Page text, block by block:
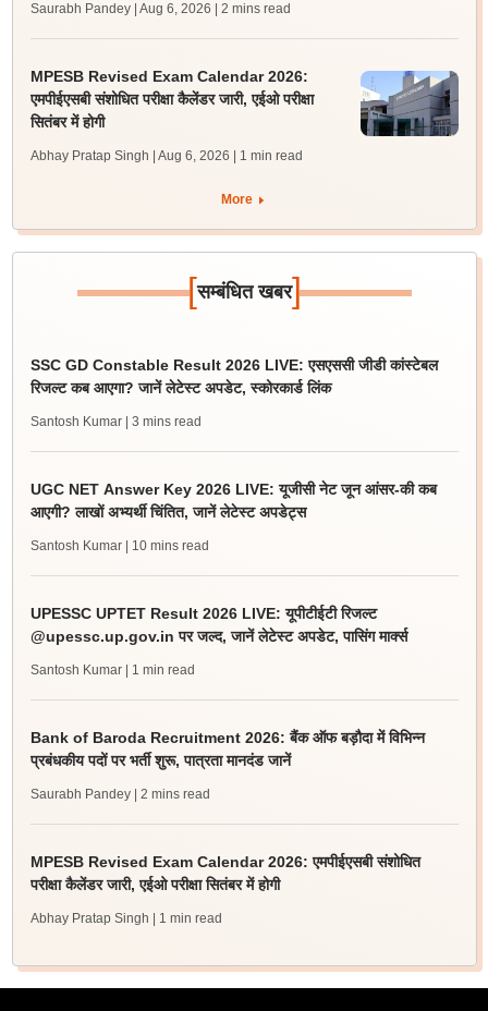
Saurabh Pandey | Aug 6, 2026 | 2 mins read
MPESB Revised Exam Calendar 2026:
एमपीईएसबी संशोधित परीक्षा कैलेंडर जारी, एईओ परीक्षा
सितंबर में होगी
Abhay Pratap Singh | Aug 6, 2026 | 1 min read
More
[सम्बंधित खबर]
SSC GD Constable Result 2026 LIVE: एसएससी जीडी कांस्टेबल
रिजल्ट कब आएगा? जानें लेटेस्ट अपडेट, स्कोरकार्ड लिंक
Santosh Kumar | 3 mins read
UGC NET Answer Key 2026 LIVE: यूजीसी नेट जून आंसर-की कब
आएगी? लाखों अभ्यर्थी चिंतित, जानें लेटेस्ट अपडेट्स
Santosh Kumar | 10 mins read
UPESSC UPTET Result 2026 LIVE: यूपीटीईटी रिजल्ट
@upessc.up.gov.in पर जल्द, जानें लेटेस्ट अपडेट, पासिंग मार्क्स
Santosh Kumar | 1 min read
Bank of Baroda Recruitment 2026: बैंक ऑफ बड़ौदा में विभिन्न
प्रबंधकीय पदों पर भर्ती शुरू, पात्रता मानदंड जानें
Saurabh Pandey | 2 mins read
MPESB Revised Exam Calendar 2026: एमपीईएसबी संशोधित
परीक्षा कैलेंडर जारी, एईओ परीक्षा सितंबर में होगी
Abhay Pratap Singh | 1 min read